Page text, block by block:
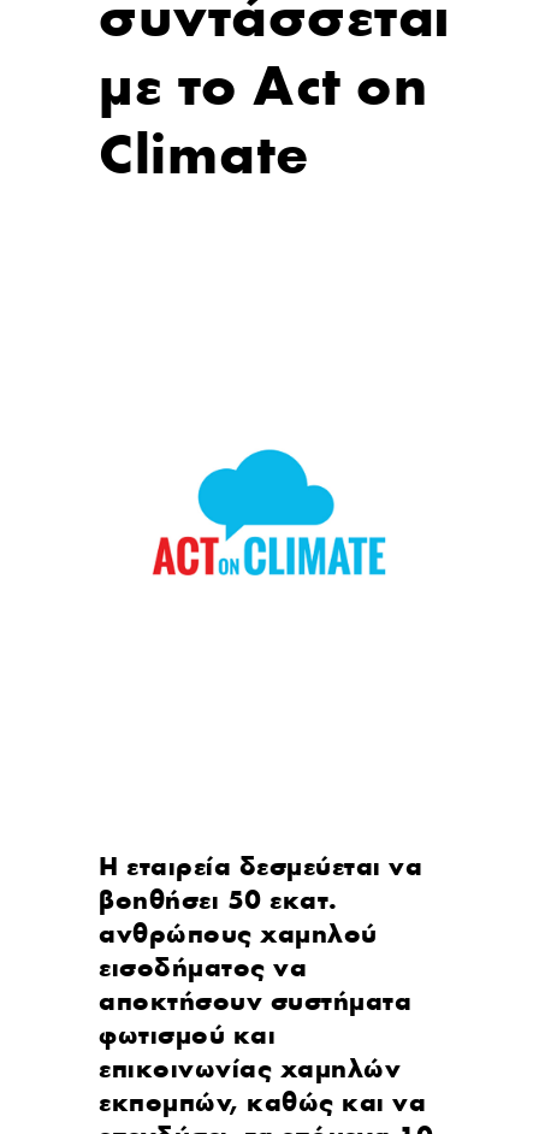
συντάσσεται
με το Act on
Climate
Η εταιρεία δεσμεύεται να
βοηθήσει 50 εκατ.
ανθρώπους χαμηλού
εισοδήματος να
αποκτήσουν συστήματα
φωτισμού και
επικοινωνίας χαμηλών
εκπομπών, καθώς και να